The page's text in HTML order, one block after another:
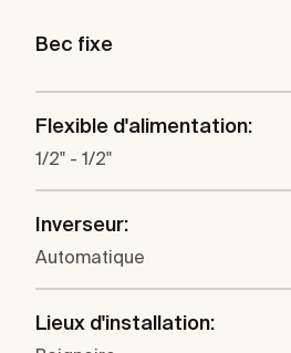
Bec fixe
Flexible d'alimentation:
1/2" - 1/2"
Inverseur:
Automatique
Lieux d'installation: